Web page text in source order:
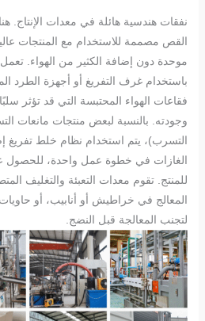
نفقات هندسية هائلة في معدات الإنتاج.
القص مصممة للاستخدام مع المنتجات
موحدة دون إضافة الكثير من الهواء.
باستخدام غرف التفريغ أو أجهزة الطرد
فقاعات الهواء المحتبسة التي قد تؤثر
وجودته. بالنسبة لبعض منتجات مانعات
التسرب)، يتم استخدام نظام خلط تفريغ
الغازات في خطوة عمل واحدة، للحصول
للمنتج. تقوم معدات التعبئة والتغليف
المعالج في خراطيش أو أنابيب، أو
لتجنب المعالجة قبل النضج.